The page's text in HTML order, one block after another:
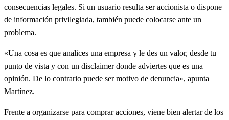
consecuencias legales. Si un usuario resulta ser accionista o dispone
de información privilegiada, también puede colocarse ante un
problema.
«Una cosa es que analices una empresa y le des un valor, desde tu
punto de vista y con un disclaimer donde adviertes que es una
opinión. De lo contrario puede ser motivo de denuncia», apunta
Martínez.
Frente a organizarse para comprar acciones, viene bien alertar de los